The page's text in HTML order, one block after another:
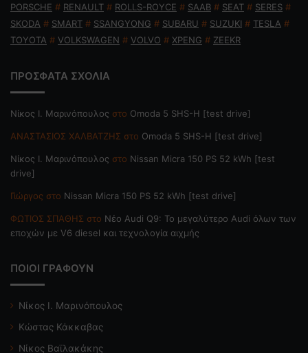
PORSCHE # RENAULT # ROLLS-ROYCE # SAAB # SEAT # SERES #
SKODA # SMART # SSANGYONG # SUBARU # SUZUKI # TESLA #
TOYOTA # VOLKSWAGEN # VOLVO # XPENG # ZEEKR
ΠΡΟΣΦΑΤΑ ΣΧΟΛΙΑ
Nίκος Ι. Mαρινόπουλος στο Omoda 5 SHS-H [test drive]
ΑΝΑΣΤΑΣΙΟΣ ΧΑΛΒΑΤΖΗΣ στο Omoda 5 SHS-H [test drive]
Nίκος Ι. Mαρινόπουλος στο Nissan Micra 150 PS 52 kWh [test
drive]
Γιώργος στο Nissan Micra 150 PS 52 kWh [test drive]
ΦΩΤΙΟΣ ΣΠΑΘΗΣ στο Νέο Audi Q9: Το μεγαλύτερο Audi όλων των
εποχών με V6 diesel και τεχνολογία αιχμής
ΠΟΙΟΙ ΓΡΑΦΟΥΝ
Νίκος Ι. Μαρινόπουλος
Κώστας Κάκκαβας
Νίκος Βαϊλακάκης